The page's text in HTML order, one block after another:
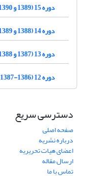
دوره 15 (1389 و 1390)
دوره 14 (1388 و 1389)
دوره 13 (1387 و 1388)
دوره 12 (1386-1387)
دسترسی سریع
صفحه اصلی
درباره نشریه
اعضای هیات تحریریه
ارسال مقاله
تماس با ما